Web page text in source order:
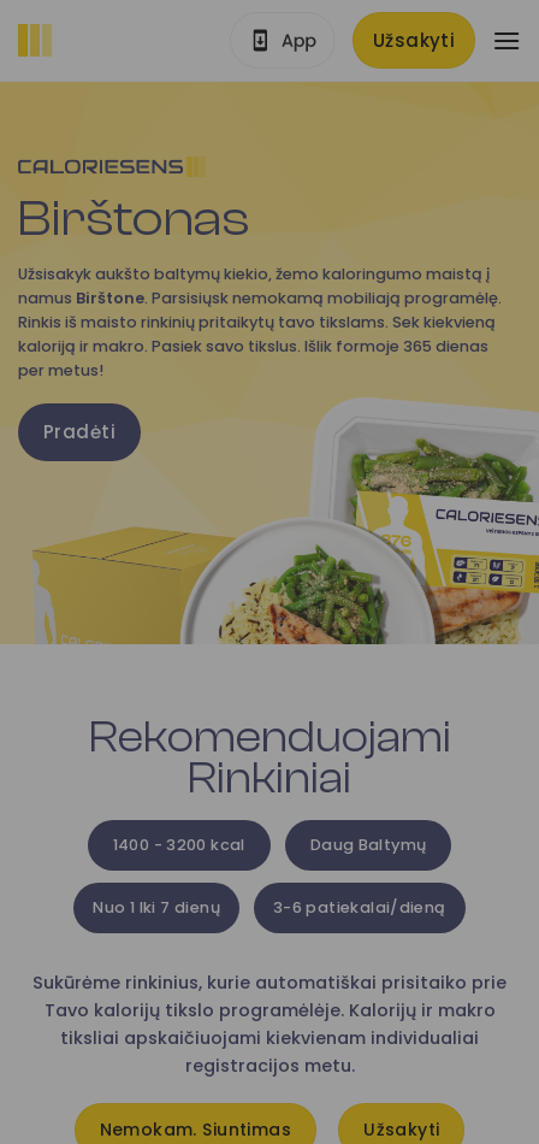
Užsakyti
Birštonas
Užsisakyk aukšto baltymų kiekio, žemo kaloringumo maistą į
namus Birštone. Parsisiųsk nemokamą mobiliają programėlę.
Rinkis iš maisto rinkinių pritaikytų tavo tikslams. Sek kiekvieną
kaloriją ir makro. Pasiek savo tikslus. Išlik formoje 365 dienas
per metus!
Pradėti
Rekomenduojami
Rinkiniai
1400 - 3200 kcal Daug Baltymų
Nuo 1 Iki 7 dienų 3-6 patiekalai/dieną
Sukūrėme rinkinius, kurie automatiškai prisitaiko prie
Tavo kalorijų tikslo programėlėje. Kalorijų ir makro
tiksliai apskaičiuojami kiekvienam individualiai
registracijos metu.
Nemokam. Siuntimas Užsakyti